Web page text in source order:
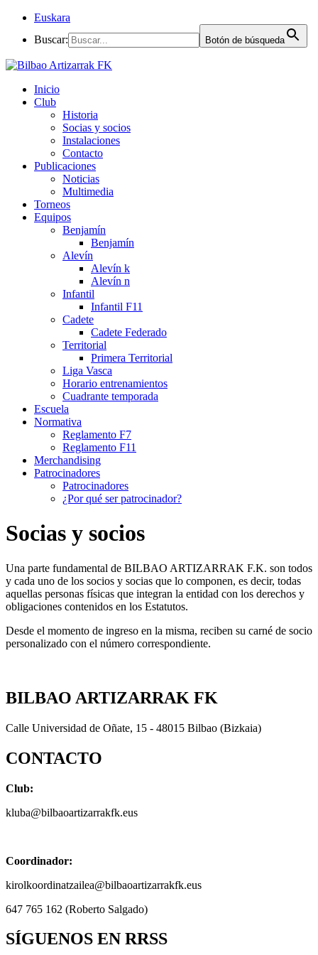
Euskara
Buscar:
Botón de búsqueda
Inicio
Club
Historia
Socias y socios
Instalaciones
Contacto
Publicaciones
Noticias
Multimedia
Torneos
Equipos
Benjamín
Benjamín
Alevín
Alevín k
Alevín n
Infantil
Infantil F11
Cadete
Cadete Federado
Territorial
Primera Territorial
Liga Vasca
Horario entrenamientos
Cuadrante temporada
Escuela
Normativa
Reglamento F7
Reglamento F11
Merchandising
Patrocinadores
Patrocinadores
¿Por qué ser patrocinador?
Socias y socios
Una parte fundamental de BILBAO ARTIZARRAK F.K. son todos
y cada uno de los socios y socias que lo componen, es decir, todas
aquellas personas físicas que integran la entidad con los derechos y
obligaciones contenidos en los Estatutos.
Desde el momento de ingreso en la misma, reciben su carné de socio
personalizado con el número correspondiente.
BILBAO ARTIZARRAK FK
Calle Universidad de Oñate, 15 - 48015 Bilbao (Bizkaia)
CONTACTO
Club:
kluba@bilbaoartizarrakfk.eus
Coordinador:
kirolkoordinatzailea@bilbaoartizarrakfk.eus
647 765 162 (Roberto Salgado)
SÍGUENOS EN RRSS